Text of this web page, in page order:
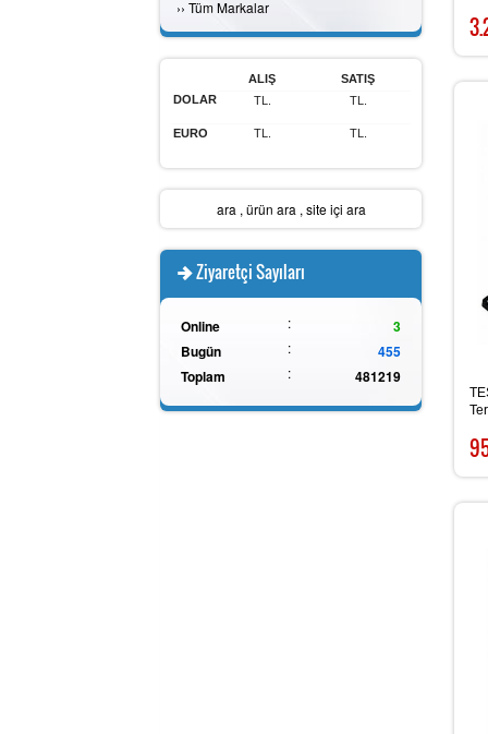
›› Tüm Markalar
ALIŞ
SATIŞ
DOLAR
TL. TL.
EURO TL. TL.
ara , ürün ara , site içi ara
Ziyaretçi Sayıları
Online :
3
Bugün
:
455
Toplam
: 481219